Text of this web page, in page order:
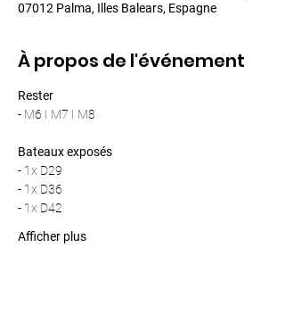
07012 Palma, Illes Balears, Espagne
À propos de l'événement
Rester
- M6 I M7 I M8
Bateaux exposés
- 1x D29
- 1x D36
- 1x D42
Afficher plus